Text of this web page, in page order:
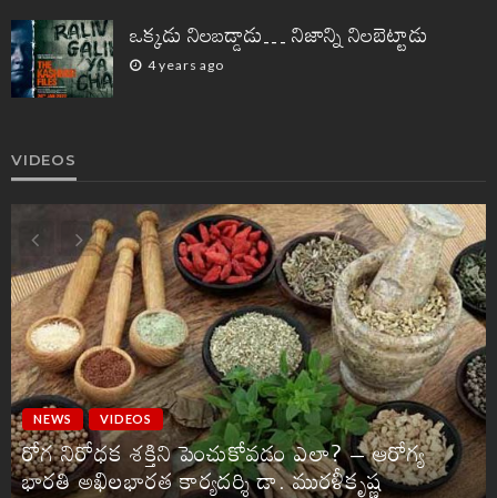
ఒక్కడు నిలబడ్డాడు… నిజాన్ని నిలబెట్టాడు
4 years ago
VIDEOS
NEWS VIDEOS
రోగ నిరోధక శక్తిని పెంచుకోవడం ఎలా? – ఆరోగ్య
భారతి అఖిలభారత కార్యదర్శి డా. మురళీకృష్ణ